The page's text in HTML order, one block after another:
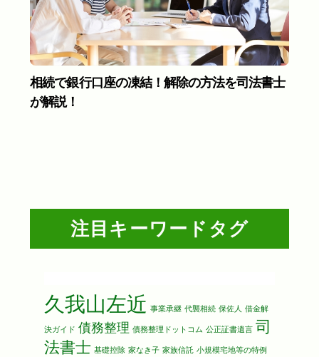
相続で銀行口座の凍結！解除の方法を司法書士
が解説！
注目キーワードタグ
久我山左近 事業承継 代襲相続 保佐人 借金解
決ガイド 債務整理 債務整理ドットコム 公正証書遺言 司
法書士 基礎控除 家なき子 家族信託 小規模宅地等の特例